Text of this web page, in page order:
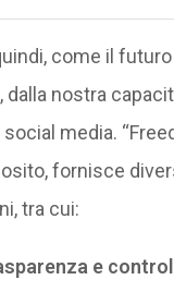
come il
dalla nostra
media.
fornisce
tra cui:
e